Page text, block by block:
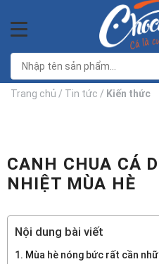
qua
nội
dung
Trang chủ / Tin tức / Kiến thức
CANH CHUA CÁ
NHIỆT MÙA HÈ
Nội dung bài viết
Mùa hè nóng bức rất cần